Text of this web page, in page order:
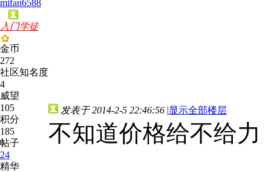
mifan6588
入门学徒
金币
272
社区知名度
4
威望
105
积分
185
帖子
24
精华
发表于 2014-2-5 22:46:56 |显示全部楼层
不知道价格给不给力